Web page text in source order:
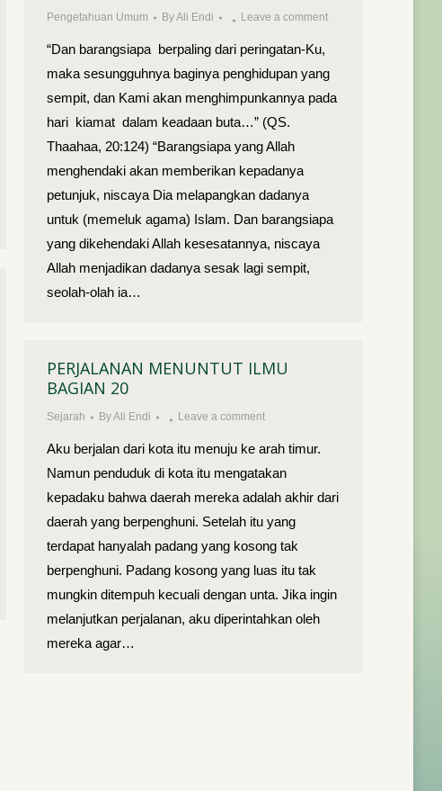
Pengetahuan Umum ByAli Endi Leave a comment
“Dan barangsiapa berpaling dari peringatan-Ku,
maka sesungguhnya baginya penghidupan yang
sempit, dan Kami akan menghimpunkannya pada
hari kiamat dalam keadaan buta…” (QS.
Thaahaa, 20:124) “Barangsiapa yang Allah
menghendaki akan memberikan kepadanya
petunjuk, niscaya Dia melapangkan dadanya
untuk (memeluk agama) Islam. Dan barangsiapa
yang dikehendaki Allah kesesatannya, niscaya
Allah menjadikan dadanya sesak lagi sempit,
seolah-olah ia…
PERJALANAN MENUNTUT ILMU
BAGIAN 20
Sejarah ByAli Endi Leave a comment
Aku berjalan dari kota itu menuju ke arah timur.
Namun penduduk di kota itu mengatakan
kepadaku bahwa daerah mereka adalah akhir dari
daerah yang berpenghuni. Setelah itu yang
terdapat hanyalah padang yang kosong tak
berpenghuni. Padang kosong yang luas itu tak
mungkin ditempuh kecuali dengan unta. Jika ingin
melanjutkan perjalanan, aku diperintahkan oleh
mereka agar…